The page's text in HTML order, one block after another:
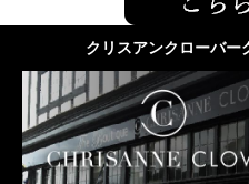
クリスアンクローバー